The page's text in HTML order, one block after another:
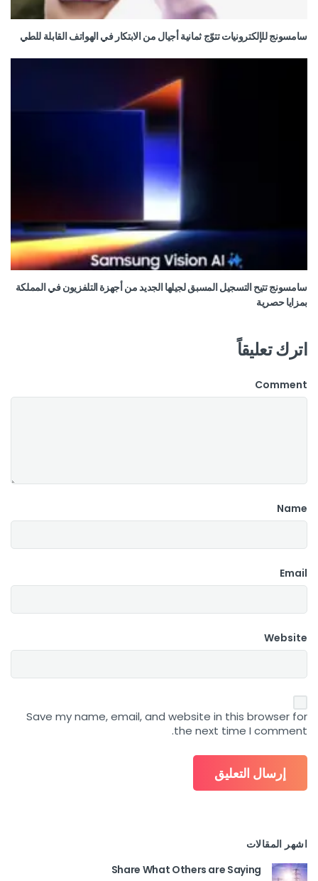
سامسونج للإلكترونيات تتوّج ثمانية أجيال من الابتكار في الهواتف القابلة للطي
سامسونج تتيح التسجيل المسبق لجيلها الجديد من أجهزة التلفزيون في المملكة
بمزايا حصرية
اترك تعليقاً
Comment
Name
Email
Website
Save my name, email, and website in this browser for
the next time I comment.
اشهر المقالات
Share What Others are Saying